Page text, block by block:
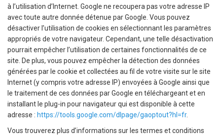
à l’utilisation d’Internet. Google ne recoupera pas votre adresse IP
avec toute autre donnée détenue par Google. Vous pouvez
désactiver l’utilisation de cookies en sélectionnant les paramètres
appropriés de votre navigateur. Cependant, une telle désactivation
pourrait empêcher l’utilisation de certaines fonctionnalités de ce
site. De plus, vous pouvez empêcher la détection des données
générées par le cookie et collectées au fil de votre visite sur le site
Internet (y compris votre adresse IP) envoyées à Google ainsi que
le traitement de ces données par Google en téléchargeant et en
installant le plug-in pour navigateur qui est disponible à cette
adresse : https://tools.google.com/dlpage/gaoptout?hl=fr.
Vous trouverez plus d’informations sur les termes et conditions